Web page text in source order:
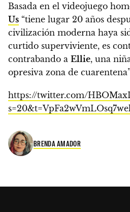
Basada en el videojuego
Us “tiene lugar 20 años
civilización moderna haya
curtido superviviente, es
contrabando a Ellie, una
opresiva zona de
https://twitter.com/
BRENDA AMADOR